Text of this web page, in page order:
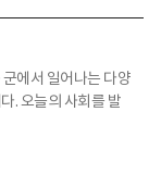
에서 일어나는 다양
. 오늘의 사회를 발